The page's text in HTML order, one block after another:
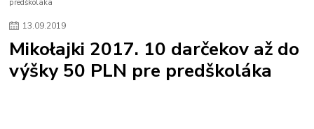
Vyberáme 11 najväčších plyšových hračiek
Plyšový macovia
Vianočný darček pre dievča do 20€
Darčeky pre dievčatá
Star Wars
Hry pre deti
Skladačky pre deti
Kedy by malo batoľa meniť posteľ?
predškoláka
13.09.2019
Mikołajki 2017. 10 darčekov až do
výšky 50 PLN pre predškoláka